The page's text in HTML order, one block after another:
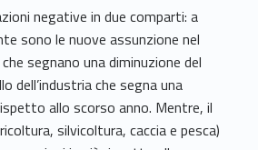
negative in due comparti: a
sono le nuove assunzione nel
segnano una diminuzione del
dell’industria che segna una
allo scorso anno. Mentre, il
silvicoltura, caccia e pesca)